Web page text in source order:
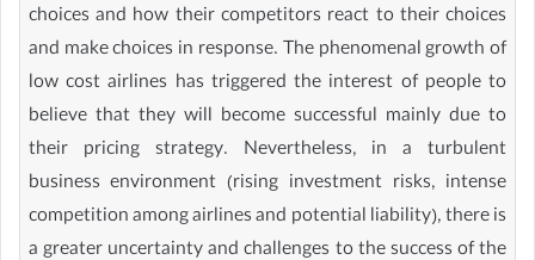
choices and how their competitors react to their choices
and make choices in response. The phenomenal growth of
low cost airlines has triggered the interest of people to
believe that they will become successful mainly due to
their pricing strategy. Nevertheless, in a turbulent
business environment (rising investment risks, intense
competition among airlines and potential liability), there is
a greater uncertainty and challenges to the success of the